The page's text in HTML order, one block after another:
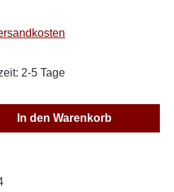
2-5 Tage
den gewünschten
In den Warenkorb